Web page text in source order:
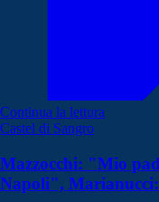
Continua la lettura
Castel di Sangro
Mazzocchi: "Mio
Napoli",